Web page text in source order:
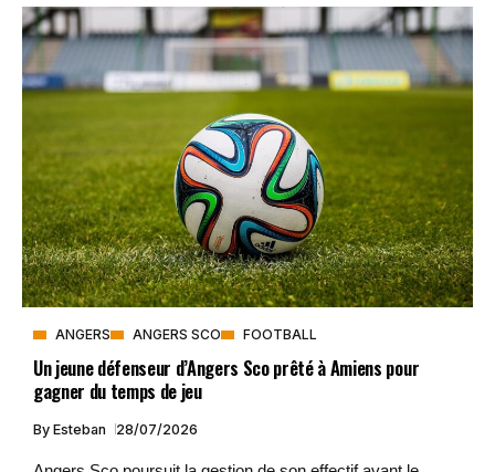
ANGERS ANGERS SCO FOOTBALL
Un jeune défenseur d’Angers Sco prêté à Amiens pour
gagner du temps de jeu
By Esteban 28/07/2026